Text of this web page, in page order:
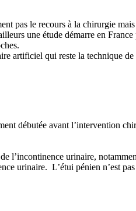
pas le recours à la chirurgie
une étude démarre en
artificiel qui reste la technique de
débutée avant l’intervention
l’incontinence urinaire,
urinaire. L’étui pénien n’est